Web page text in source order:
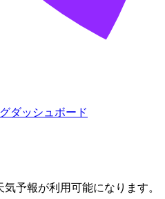
ダッシュボード
予報が利用可能になります。